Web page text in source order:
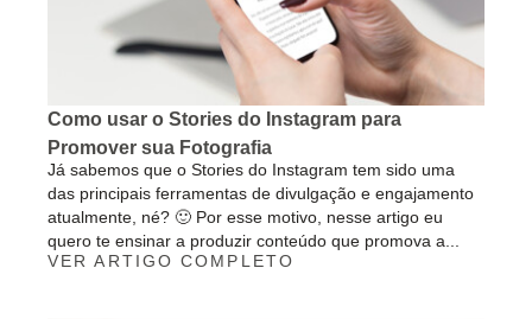
Como usar o Stories do Instagram para
Promover sua Fotografia
Já sabemos que o Stories do Instagram tem sido uma
das principais ferramentas de divulgação e engajamento
atualmente, né? 🙂 Por esse motivo, nesse artigo eu
quero te ensinar a produzir conteúdo que promova a...
VER ARTIGO COMPLETO